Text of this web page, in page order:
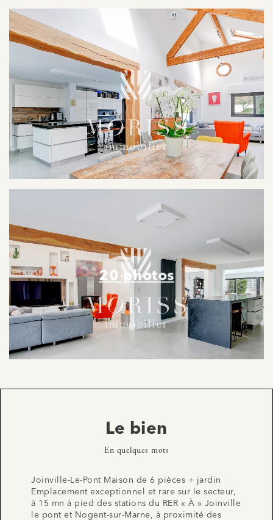
20 photos
Le bien
En quelques mots
Joinville-Le-Pont Maison de 6 pièces + jardin
Emplacement exceptionnel et rare sur le secteur,
à 15 mn à pied des stations du RER « À » Joinville
le pont et Nogent-sur-Marne, à proximité des